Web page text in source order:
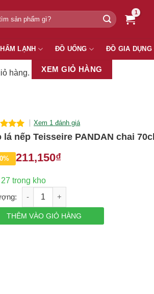
LẠNH ĐỒ UỐNG ĐỒ GIA DỤNG
hàng. XEM GIỎ HÀNG
of
Xem 1 đánh giá
lá nếp Teisseire PANDAN chai 70cl
Giá
là:
266,500₫.
211,150₫Giá
tại
211,150₫.
trong kho
nếp Teisseire PANDAN chai 70cl số lượng
THÊM VÀO GIỎ HÀNG